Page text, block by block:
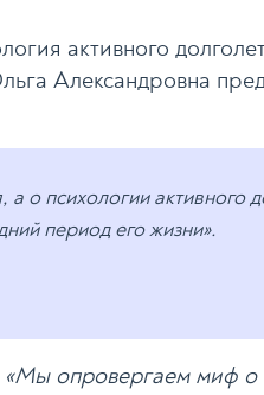
активного
Александровна
о психологии активного
период его жизни».
«Мы опровергаем миф о